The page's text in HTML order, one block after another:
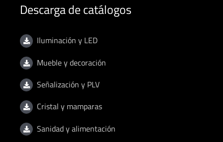
Descarga de catálogos
Iluminación y LED
Mueble y decoración
Señalización y PLV
Cristal y mamparas
Sanidad y alimentación